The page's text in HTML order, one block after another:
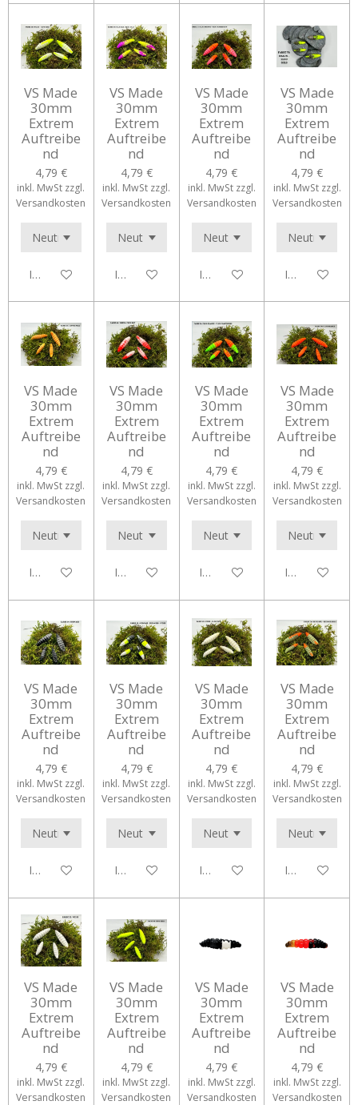
VS Made
30mm
Extrem
Auftreibe
nd
4,79 €
inkl. MwSt zzgl.
Versandkosten
In den Warenkorb
VS Made
30mm
Extrem
Auftreibe
nd
4,79 €
inkl. MwSt zzgl.
Versandkosten
In den Warenkorb
VS Made
30mm
Extrem
Auftreibe
nd
4,79 €
inkl. MwSt zzgl.
Versandkosten
In den Warenkorb
VS Made
30mm
Extrem
Auftreibe
nd
4,79 €
inkl. MwSt zzgl.
Versandkosten
In den
VS Made
30mm
Extrem
Auftreibe
nd
4,79 €
inkl. MwSt zzgl.
Versandkosten
In den Warenkorb
VS Made
30mm
Extrem
Auftreibe
nd
4,79 €
inkl. MwSt zzgl.
Versandkosten
In den Warenkorb
VS Made
30mm
Extrem
Auftreibe
nd
4,79 €
inkl. MwSt zzgl.
Versandkosten
In den Warenkorb
VS Made
30mm
Extrem
Auftreibe
nd
4,79 €
inkl. MwSt zzgl.
Versandkosten
In den
VS Made
30mm
Extrem
Auftreibe
nd
4,79 €
inkl. MwSt zzgl.
Versandkosten
In den Warenkorb
VS Made
30mm
Extrem
Auftreibe
nd
4,79 €
inkl. MwSt zzgl.
Versandkosten
In den Warenkorb
VS Made
30mm
Extrem
Auftreibe
nd
4,79 €
inkl. MwSt zzgl.
Versandkosten
In den Warenkorb
VS Made
30mm
Extrem
Auftreibe
nd
4,79 €
inkl. MwSt zzgl.
Versandkosten
In den
VS Made
30mm
Extrem
Auftreibe
nd
4,79 €
inkl. MwSt zzgl.
Versandkosten
VS Made
30mm
Extrem
Auftreibe
nd
4,79 €
inkl. MwSt zzgl.
Versandkosten
VS Made
30mm
Extrem
Auftreibe
nd
4,79 €
inkl. MwSt zzgl.
Versandkosten
VS Made
30mm
Extrem
Auftreibe
nd
4,79 €
inkl. MwSt zzgl.
Versandkosten